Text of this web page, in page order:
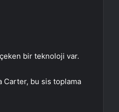
bir teknoloji var.
Carter, bu sis toplama